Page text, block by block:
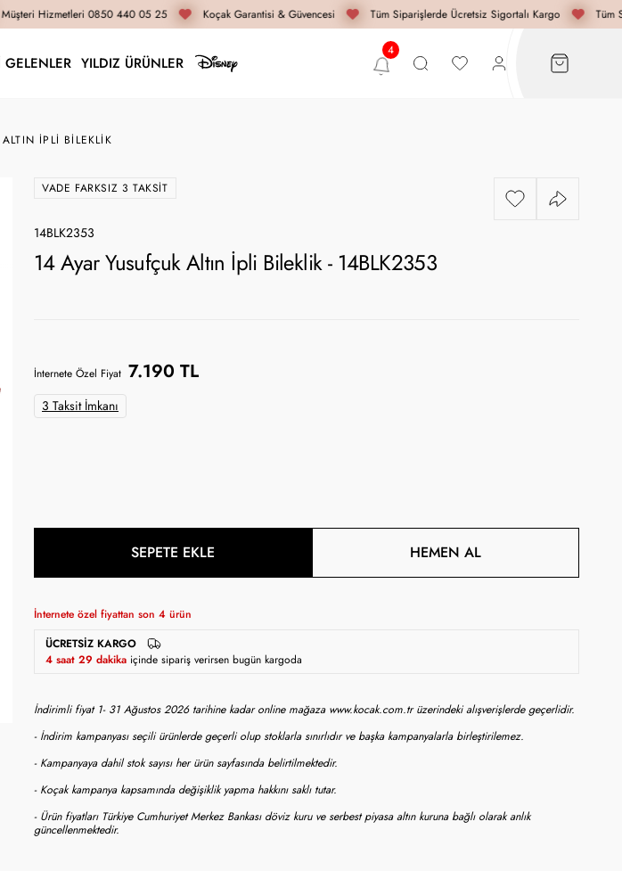
Müşteri Hizmetleri 0850 440 05 25 Koçak Garantisi & Güvencesi Tüm Siparişlerde Ücretsiz Sigortalı Kargo Tüm
GELENLER YILDIZ ÜRÜNLER
İPLI BILEKLIK
VADE FARKSIZ 3 TAKSIT
14BLK2353
14 Ayar Yusufçuk Altın İpli Bileklik - 14BLK2353
İnternete Özel Fiyat 7.190 TL
3 Taksit İmkanı
SEPETE EKLE HEMEN AL
İnternete özel fiyattan son 4 ürün
ÜCRETSIZ KARGO
4 saat 29 dakika içinde sipariş verirsen bugün kargoda
İndirimli fiyat 1- 31 Ağustos 2026 tarihine kadar online mağaza www.kocak.com.tr üzerindeki alışverişlerde geçerlidir.
- İndirim kampanyası seçili ürünlerde geçerli olup stoklarla sınırlıdır ve başka kampanyalarla birleştirilemez.
- Kampanyaya dahil stok sayısı her ürün sayfasında belirtilmektedir.
- Koçak kampanya kapsamında değişiklik yapma hakkını saklı tutar.
- Ürün fiyatları Türkiye Cumhuriyet Merkez Bankası döviz kuru ve serbest piyasa altın kuruna bağlı olarak anlık
güncellenmektedir.